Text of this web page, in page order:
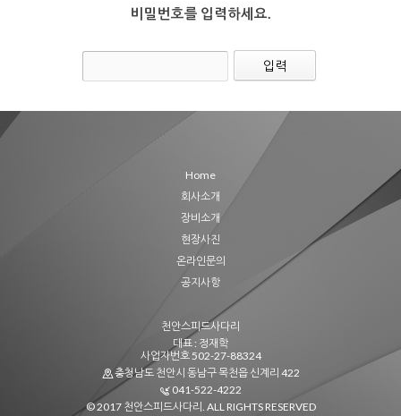
비밀번호를 입력하세요.
Home
회사소개
장비소개
현장사진
온라인문의
공지사항
천안스피드사다리
대표 : 정재학
사업자번호 502-27-88324
충청남도 천안시 동남구 목천읍 신계리 422
041-522-4222
© 2017 천안스피드사다리. ALL RIGHTS RESERVED